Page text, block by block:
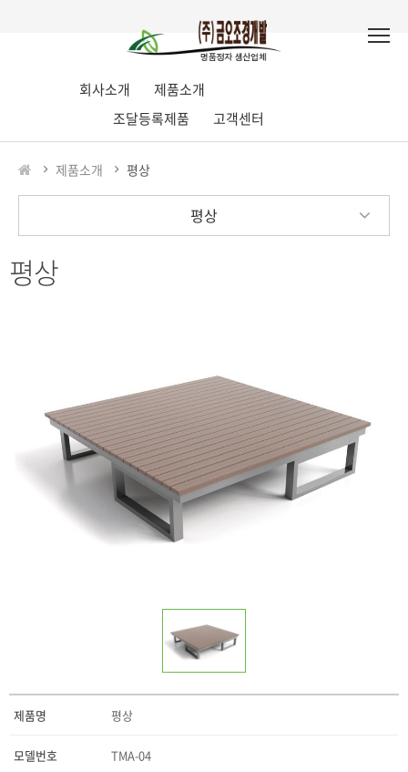
회사소개
제품소개
조달등록제품
고객센터
제품소개 평상
평상
평상
제품명 평상
모델번호 TMA-04